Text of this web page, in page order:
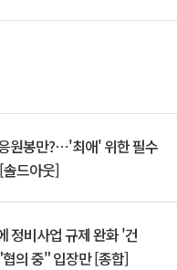
원봉만?⋯'최애' 위한 필수
드아웃]
정비사업 규제 완화 '건
의 중" 입장만 [종합]